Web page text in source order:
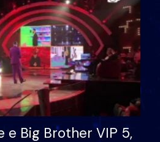
e Big Brother VIP 5,